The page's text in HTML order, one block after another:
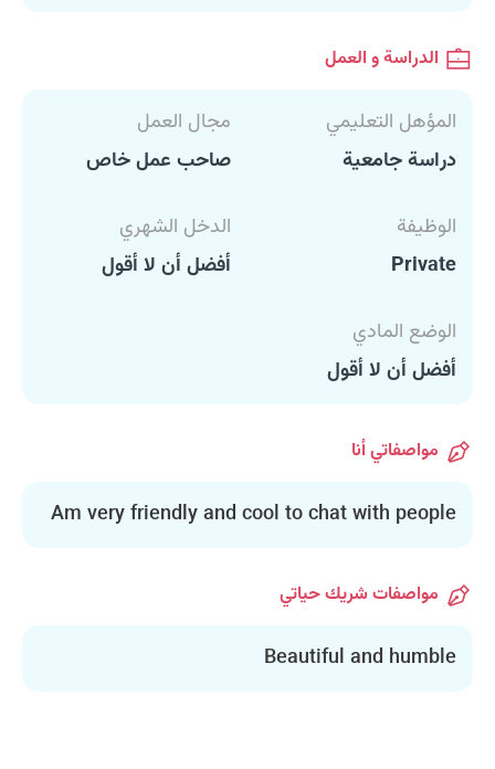
الدراسة و العمل
المؤهل التعليمي
دراسة جامعية
مجال العمل
صاحب عمل خاص
الوظيفة
Private
الدخل الشهري
أفضل أن لا أقول
الوضع المادي
أفضل أن لا أقول
مواصفاتي أنا
Am very friendly and cool to chat with people
مواصفات شريك حياتي
Beautiful and humble